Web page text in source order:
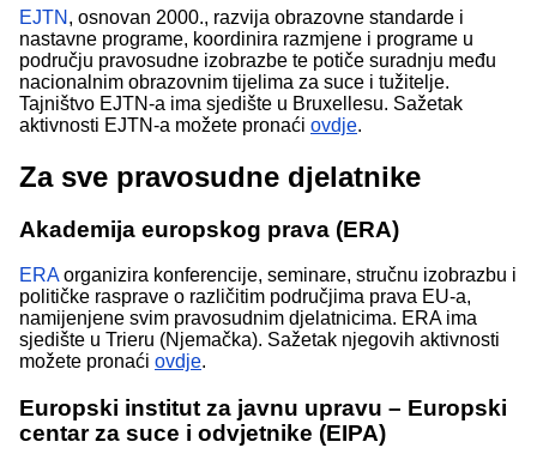
EJTN , osnovan 2000., razvija obrazovne standarde i
nastavne programe, koordinira razmjene i programe u
području pravosudne izobrazbe te potiče suradnju među
nacionalnim obrazovnim tijelima za suce i tužitelje.
Tajništvo EJTN-a ima sjedište u Bruxellesu. Sažetak
aktivnosti EJTN-a možete pronaći ovdje.
Za sve pravosudne djelatnike
Akademija europskog prava (ERA)
ERAorganizira konferencije, seminare, stručnu izobrazbu i
političke rasprave o različitim područjima prava EU-a,
namijenjene svim pravosudnim djelatnicima. ERA ima
sjedište u Trieru (Njemačka). Sažetak njegovih aktivnosti
možete pronaći ovdje.
Europski institut za javnu upravu – Europski
centar za suce i odvjetnike (EIPA)